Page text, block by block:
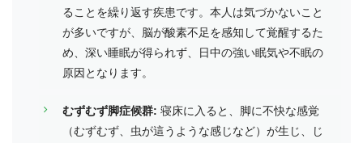
ることを繰り返す疾患です。本人は気づかないこと
が多いですが、脳が酸素不足を感知して覚醒するた
め、深い睡眠が得られず、日中の強い眠気や不眠の
原因となります。
むずむず脚症候群: 寝床に入ると、脚に不快な感覚
（むずむず、虫が這うような感じなど）が生じ、じ